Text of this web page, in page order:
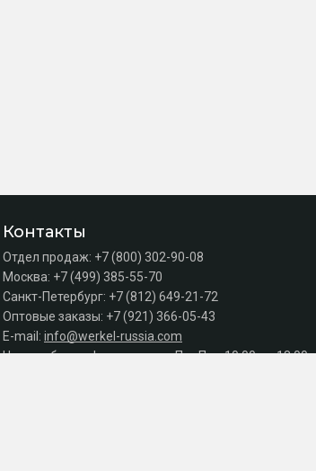
Контакты
Отдел продаж: +7 (800) 302-90-08
Москва: +7 (499) 385-55-70
Санкт-Петербург: +7 (812) 649-21-72
Оптовые заказы: +7 (921) 366-05-43
E-mail: info@werkel-russia.com
Часы работы офиса продаж: Пн–Пт с 10:00 до 18:00